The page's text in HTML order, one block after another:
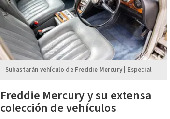
Subastarán vehículo de Freddie Mercury | Especial
Freddie Mercury y su extensa
colección de vehículos